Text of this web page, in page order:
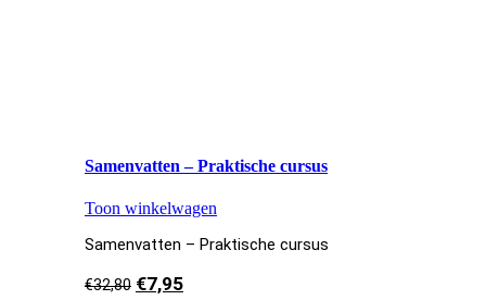
Samenvatten – Praktische cursus
Toon winkelwagen
Samenvatten – Praktische cursus
€32,80 €7,95